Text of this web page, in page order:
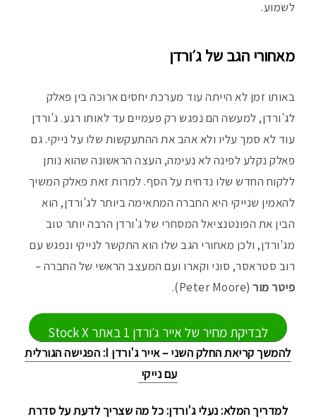
לשמוע.
מאחורי הגב של ג׳ורדן
באותו זמן לא הייתה עוד מערכת יחסים ארוכה בין פאלק
לג'ורדן, למעשה הם נפגש רק פעמיים עד לאותו רגע. ג'ורדן
עוד לא סמך עליו ולא אהב את ההתעקשות שלו על נייקי. גם
פאלק נקלע לפינה לא נעימה, העצה הראשונה שהוא נותן
ללקוח החדש שלו נדחית על הסף. למרות זאת פאלק המשיך
להאמין שנייקי היא החברה המתאימה ביותר לג'ורדן, הוא
הבין את הפונטנציאל המסחרי של ג'ורדן הרבה יותר טוב
מג'ורדן, ולכן מאחורי הגב שלו הוא התקשר לנייקי ונפגש עם
רוב סטראסר, סוני וקארו ועם המעצב הראשי של החברה –
פיטר מור (Peter Moore).
לבדיקת מחיר של אייר ג׳ורדן 1 באתר Stock X
להמשך קריאת החלק השני – אייר ג'ורדן I: הפגישה הגורלית
עם נייקי
למדריך המלא: נעלי ג'ורדן: כל מה שצריך לדעת על סדרת